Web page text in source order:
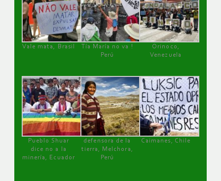
Vale mata, Brasil
Tía María no va !
Perú
Orinoco,
Venezuela
Pueblo Shuar
dice no a la
minería, Ecuador
defensora de la
tierra, Melchora,
Perú
Caimanes, Chile